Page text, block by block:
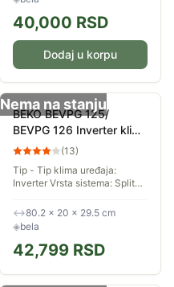
40,000 RSD
Dodaj u korpu
Nema na stanju
BEKO BEVPG 125/
BEVPG 126 Inverter klima
uređaj
(13)
Tip - Tip klima uređaja:
Inverter Vrsta sistema: Split
hlađenja (Btu/h): 12.000 Btu/h
Kapacitet grejanja (Btu/h):
13.000...
↔80.2 × 20 × 29.5 cm
◈bela
42,799 RSD